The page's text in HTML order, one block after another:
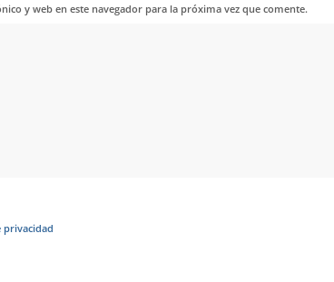
y web en este navegador para la próxima vez que comente.